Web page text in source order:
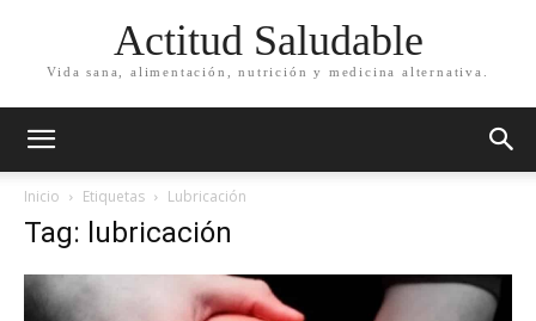
Actitud Saludable
Vida sana, alimentación, nutrición y medicina alternativa.
Inicio Etiquetas Lubricación
Tag: lubricación